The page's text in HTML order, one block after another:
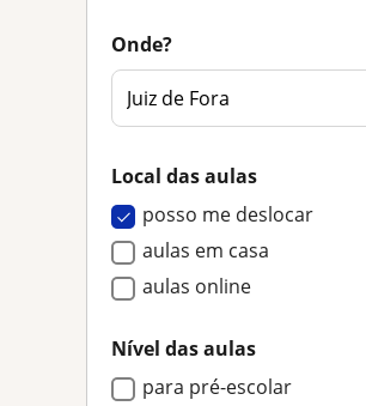
Onde?
Local das aulas
posso me deslocar
aulas em casa
aulas online
Nível das aulas
para pré-escolar